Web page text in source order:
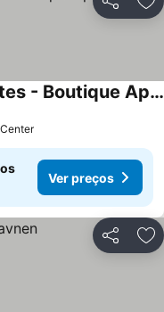
Partilhar
Eric Vökel Copenhagen Suites - Boutique Apartments
Ver preços
Partilhar